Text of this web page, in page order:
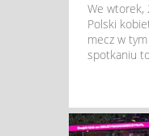
We
Polski
mecz w
spotkaniu